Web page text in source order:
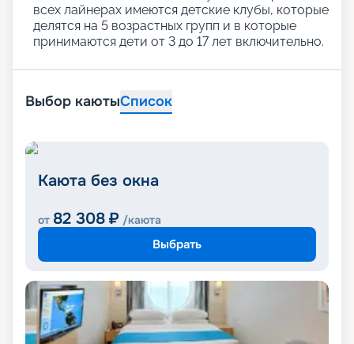
всех лайнерах имеются детские клубы, которые
делятся на 5 возрастных групп и в которые
принимаются дети от 3 до 17 лет включительно.
Выбор каютыСписок
Каюта без окна
от 82 308 ₽ /каюта
Выбрать